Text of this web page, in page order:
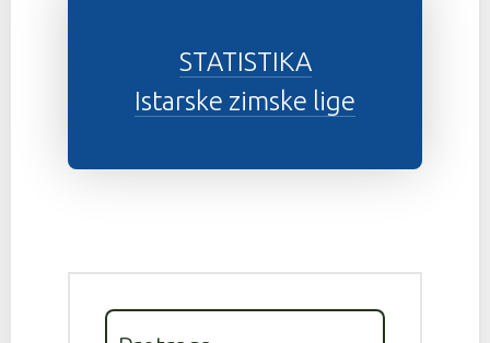
STATISTIKA
Istarske zimske lige